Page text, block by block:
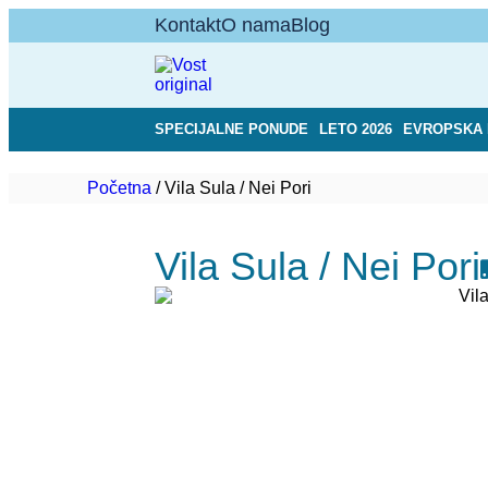
KontaktO namaBlog
SPECIJALNE PONUDE LETO 2026 EVROPSKA
Početna /Vila Sula / Nei Pori
Vila Sula / Nei Pori